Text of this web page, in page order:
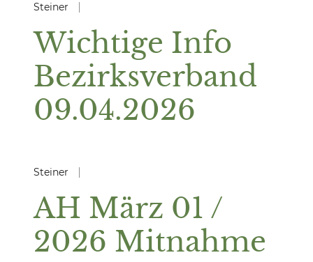
Wichtige Info
Bezirksverband
09.04.2026
Steiner
AH März 01 /
2026 Mitnahme
Steiner